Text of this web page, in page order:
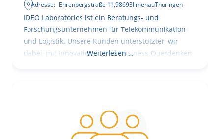
Adresse: Ehrenbergstraße 11,98693IlmenauThüringen
IDEO Laboratories ist ein Beratungs- und
Forschungsunternehmen für Telekommunikation
und Logistik. Unsere Kunden unterstützten wir
dabei, mit Innovationen und Business-Querdenken
Weiterlesen …